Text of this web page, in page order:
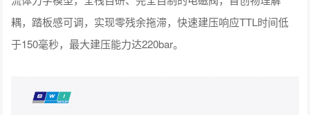
耦，踏板感可调，实现零残余拖滞，快速建压响应TTL时间低
于150毫秒，最大建压能力达220bar。